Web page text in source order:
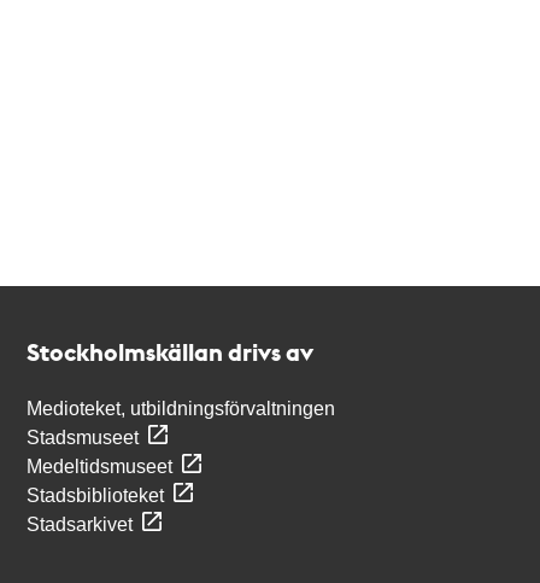
Stockholmskällan drivs av
Medioteket, utbildningsförvaltningen
Stadsmuseet
Medeltidsmuseet
Stadsbiblioteket
Stadsarkivet